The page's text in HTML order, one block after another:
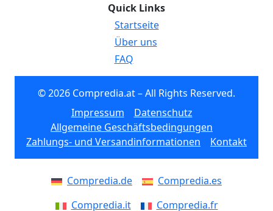
Quick Links
Startseite
Über uns
FAQ
© 2026 Compredia.at – All Rights Reserved.
Impressum
Datenschutz
Allgemeine Geschäftsbedingungen
Zahlungs- und Versandinformationen
Kontakt
Compredia.de
Compredia.es
Compredia.it
Compredia.fr